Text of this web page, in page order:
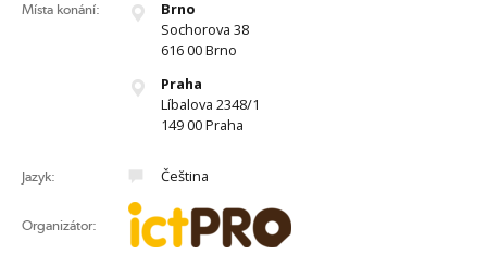
Místa konání:
Brno
Sochorova 38
616 00 Brno
Praha
Líbalova 2348/1
149 00 Praha
Jazyk: Čeština
Organizátor: